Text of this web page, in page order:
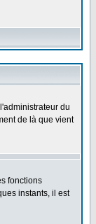
du
de là que vient
fonctions
instants, il est